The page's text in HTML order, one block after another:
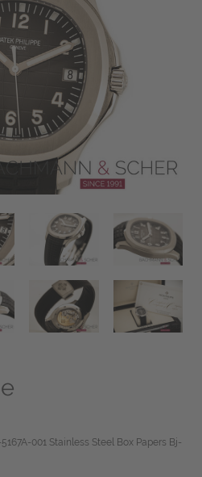
001 Stainless Steel Box Papers Bj-